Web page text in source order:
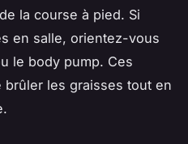
la course à pied. Si
en salle, orientez-vous
le body pump. Ces
les graisses tout en